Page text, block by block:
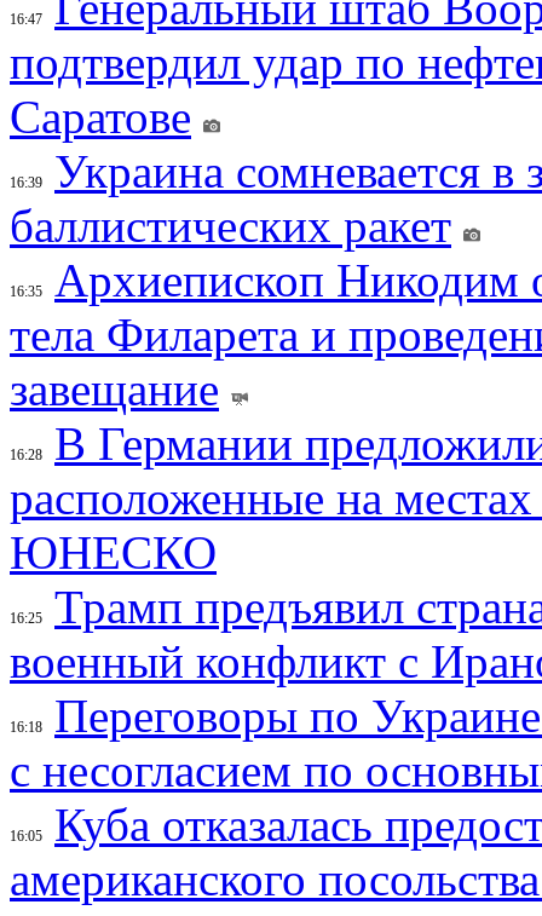
16:47
подтвердил удар по
Саратове
16:39
Украина сомневается в
баллистических ракет
16:35
Архиепископ
тела Филарета и
завещание
16:28
В Германии
расположенные на
ЮНЕСКО
16:25
Трамп предъявил
военный конфликт с
16:18
Переговоры по
с несогласием по
16:05
Куба отказалась
американского